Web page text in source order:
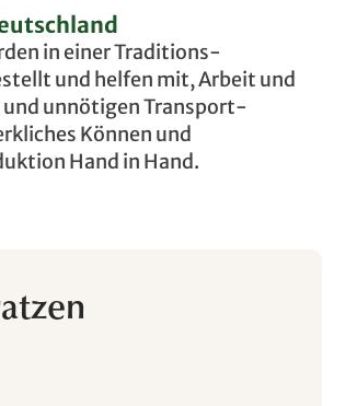
in einer Traditions-
und helfen mit, Arbeit und
unnötigen Transport-
Können und
Hand in Hand.